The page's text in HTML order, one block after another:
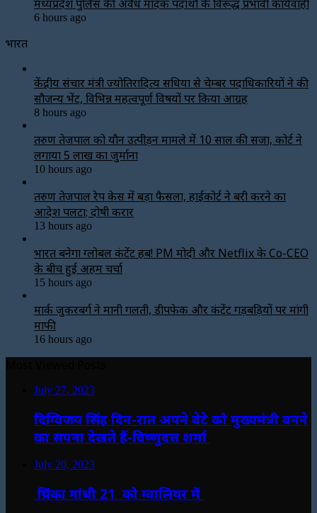
मध्यप्रदेश पुलिस की अवैध मादक पदार्थों के विरूद्ध प्रभावी कार्यवाही
6 hours ago
भारत
केंद्रीय संचार मंत्री ज्योतिरादित्य सिंधिया से चेम्बर पदाधिकारियों ने की
सौजन्य भेंट, विभिन्न महत्वपूर्ण विषयों पर किया आग्रह
8 hours ago
तरुण तेजपाल को यौन उत्पीड़न मामले में 10 साल की सजा, कोर्ट ने
लगाया ₹5 लाख का जुर्माना
10 hours ago
तरुण तेजपाल रेप केस में बड़ा फैसला, हाईकोर्ट ने बरी करने का
आदेश पलटा; दोषी करार
13 hours ago
भारत बनेगा ग्लोबल कंटेंट हब! PM मोदी और Netflix के Co-CEO
के बीच हुई अहम चर्चा
15 hours ago
मार्क जुकरबर्ग ने मानी गलती, डीपफेक और कंटेंट गड़बड़ियों पर मांगी
माफी
16 hours ago
July 27, 2023
दिग्विजय सिंह दिन-रात अपने बेटे को मुख्यमंत्री बनने
का सपना देखते हैं-विष्णुदत्त शर्मा
July 20, 2023
प्रियंका गांधी 21 को ग्वालियर में